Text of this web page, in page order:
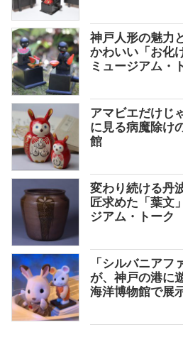
神戸人形の魅力
かわいい「お化
ミュージアム・
アマビエだけじ
に見る病魔除け
館
変わり続ける丹
匠求めた「葉
ジアム・トーク
「シルバニアフ
が、神戸の港に
海洋博物館で展